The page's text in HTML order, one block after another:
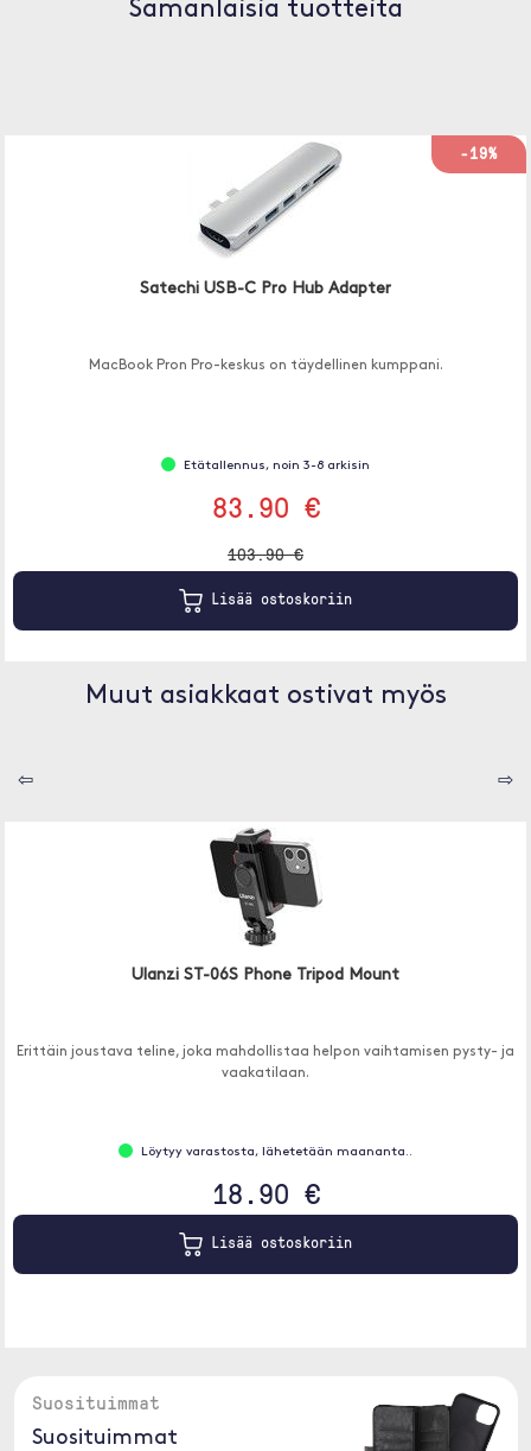
Samanlaisia tuotteita
-19%
Satechi USB-C Pro Hub Adapter
MacBook Pron Pro-keskus on täydellinen kumppani.
Etätallennus, noin 3-8 arkisin
83.90 €
103.90 €
Lisää ostoskoriin
Muut asiakkaat ostivat myös
⇦ ⇨
Ulanzi ST-06S Phone Tripod Mount
Erittäin joustava teline, joka mahdollistaa helpon vaihtamisen pysty- ja
vaakatilaan.
Löytyy varastosta, lähetetään maananta..
18.90 €
Lisää ostoskoriin
Suosituimmat
Suosituimmat